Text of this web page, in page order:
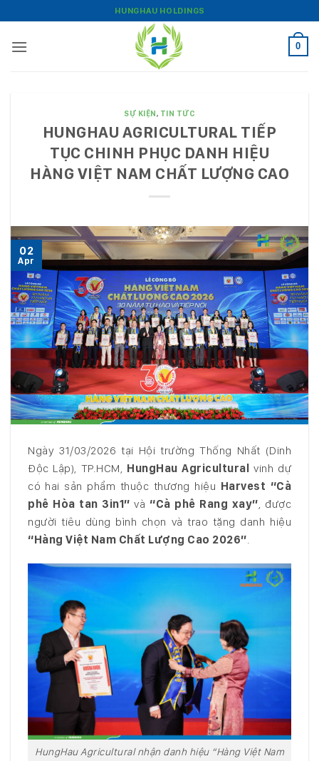
qua
nội
HUNGHAU HOLDINGS
0
SỰ KIỆN, TIN TỨC
HUNGHAU AGRICULTURAL TIẾP
TỤC CHINH PHỤC DANH HIỆU
HÀNG VIỆT NAM CHẤT LƯỢNG CAO
02
Apr
Ngày 31/03/2026 tại Hội trường Thống Nhất (Dinh
Độc Lập), TP.HCM, HungHau Agricultural vinh dự
có hai sản phẩm thuộc thương hiệu Harvest “Cà
phê Hòa tan 3in1” và “Cà phê Rang xay”, được
người tiêu dùng bình chọn và trao tặng danh hiệu
“Hàng Việt Nam Chất Lượng Cao 2026”.
HungHau Agricultural nhận danh hiệu “Hàng Việt Nam